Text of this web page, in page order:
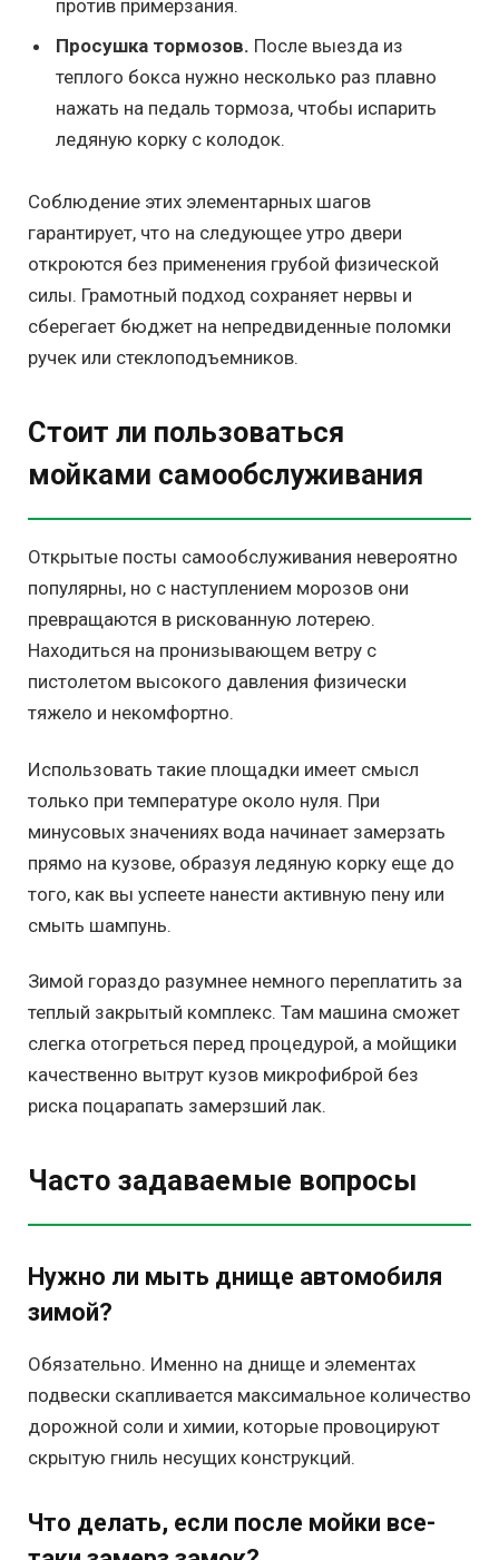
против примерзания.
Просушка тормозов. После выезда из
теплого бокса нужно несколько раз плавно
нажать на педаль тормоза, чтобы испарить
ледяную корку с колодок.
Соблюдение этих элементарных шагов
гарантирует, что на следующее утро двери
откроются без применения грубой физической
силы. Грамотный подход сохраняет нервы и
сберегает бюджет на непредвиденные поломки
ручек или стеклоподъемников.
Стоит ли пользоваться
мойками самообслуживания
Открытые посты самообслуживания невероятно
популярны, но с наступлением морозов они
превращаются в рискованную лотерею.
Находиться на пронизывающем ветру с
пистолетом высокого давления физически
тяжело и некомфортно.
Использовать такие площадки имеет смысл
только при температуре около нуля. При
минусовых значениях вода начинает замерзать
прямо на кузове, образуя ледяную корку еще до
того, как вы успеете нанести активную пену или
смыть шампунь.
Зимой гораздо разумнее немного переплатить за
теплый закрытый комплекс. Там машина сможет
слегка отогреться перед процедурой, а мойщики
качественно вытрут кузов микрофиброй без
риска поцарапать замерзший лак.
Часто задаваемые вопросы
Нужно ли мыть днище автомобиля
зимой?
Обязательно. Именно на днище и элементах
подвески скапливается максимальное количество
дорожной соли и химии, которые провоцируют
скрытую гниль несущих конструкций.
Что делать, если после мойки все-